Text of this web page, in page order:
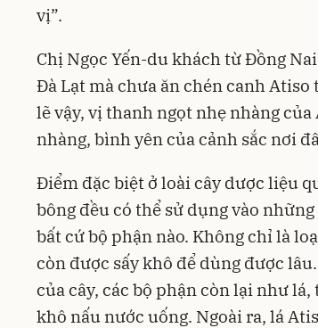
vị”.
Chị Ngọc Yến-du khách từ Đồng
Đà Lạt mà chưa ăn chén canh
lẽ vậy, vị thanh ngọt nhẹ nhàng
nhàng, bình yên của cảnh sắc nơi
Điểm đặc biệt ở loài cây dược liệu
bông đều có thể sử dụng vào
bất cứ bộ phận nào. Không chỉ là
còn được sấy khô để dùng được
của cây, các bộ phận còn lại như
khô nấu nước uống. Ngoài ra, lá